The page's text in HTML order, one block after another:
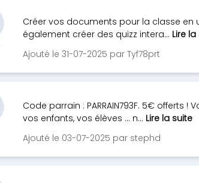
Créer vos documents pour la classe en
également créer des quizz intera... Lire
Ajouté le 31-07-2025 par Tyf78prt
Code parrain : PARRAIN793F. 5€
vos enfants, vos élèves ... n... Lire la suite
Ajouté le 03-07-2025 par stephd